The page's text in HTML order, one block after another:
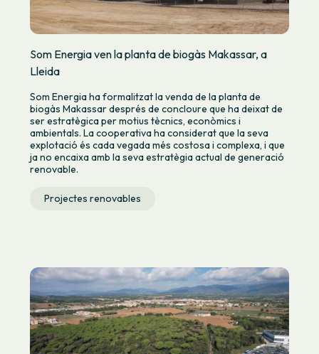
Som Energia ven la planta de biogàs Makassar, a
Lleida
Som Energia ha formalitzat la venda de la planta de
biogàs Makassar després de concloure que ha deixat de
ser estratègica per motius tècnics, econòmics i
ambientals. La cooperativa ha considerat que la seva
explotació és cada vegada més costosa i complexa, i que
ja no encaixa amb la seva estratègia actual de generació
renovable.
Projectes renovables